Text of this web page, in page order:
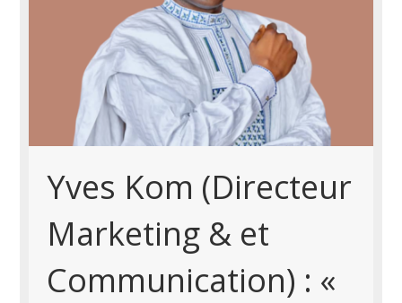
Yves Kom (Directeur
Marketing & et
Communication) : «